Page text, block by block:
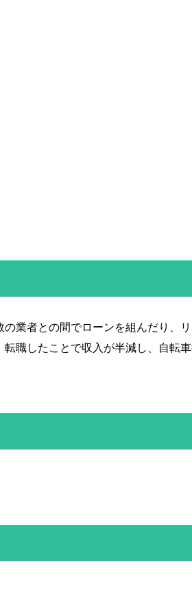
業者との間でローンを組んだり、
職したことで収入が半減し、自転